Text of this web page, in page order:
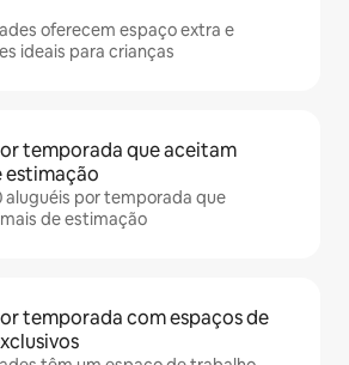
oferecem espaço extra e
ideais para crianças
temporada que aceitam
estimação
aluguéis por temporada que
de estimação
temporada com espaços de